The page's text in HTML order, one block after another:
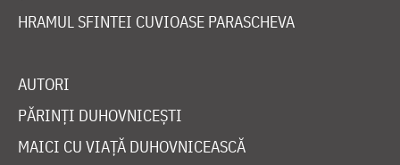
HRAMUL SFINTEI CUVIOASE PARASCHEVA
AUTORI
PĂRINȚI DUHOVNICEȘTI
MAICI CU VIAȚĂ DUHOVNICEASCĂ